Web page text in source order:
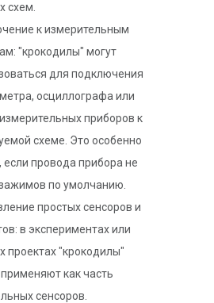
схем.
к измерительным
"крокодилы" могут
для подключения
осциллографа или
приборов к
схеме. Это особенно
если провода прибора не
по умолчанию.
простых сенсоров и
в экспериментах или
проектах "крокодилы"
как часть
сенсоров.